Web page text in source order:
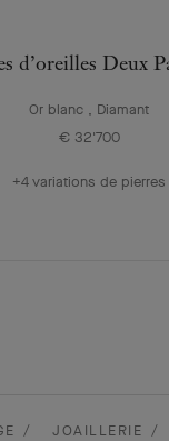
d’oreilles Deux
Or blanc , Diamant
€ 32'700
+4 variations de pierres
JOAILLERIE